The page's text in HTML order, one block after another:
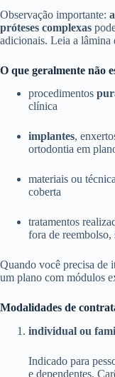
Observação importante:
próteses complexas
adicionais. Leia a lâmina
O que geralmente não
procedimentos
clínica
implantes,
ortodontia em
materiais ou
coberta
tratamentos
fora de reembolso,
Quando você precisa de
um plano com módulos
Modalidades de
individual ou
Indicado para
e dependentes.